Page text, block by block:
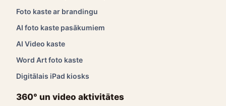
Foto kaste ar brandingu
AI foto kaste pasākumiem
AI Video kaste
Word Art foto kaste
Digitālais iPad kiosks
360° un video aktivitātes